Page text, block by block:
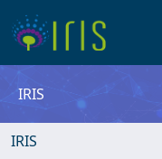
IRIS
IRIS